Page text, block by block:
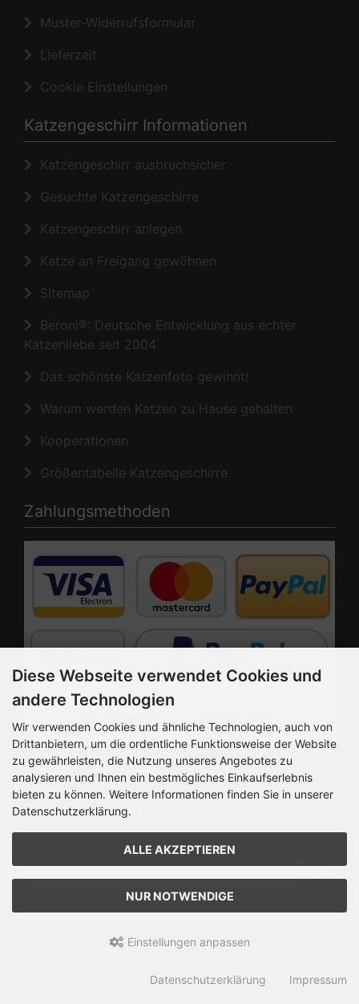
Muster-Widerrufsformular
Lieferzeit
Cookie Einstellungen
Katzengeschirr Informationen
Katzengeschirr ausbruchsicher
Gesuchte Katzengeschirre
Katzengeschirr anlegen
Katze an Freigang gewöhnen
Sitemap
Beroni®: Deutsche Entwicklung aus echter
Katzenliebe seit 2004
Das schönste Katzenfoto gewinnt!
Warum werden Katzen zu Hause gehalten
Kooperationen
Größentabelle Katzengeschirre
Zahlungsmethoden
Sichere Zahlungsmethoden - Versand mit Sendungsverfolgung
Newsletter-Anmeldung
Diese Webseite verwendet Cookies und
andere Technologien
Wir verwenden Cookies und ähnliche Technologien, auch von
Drittanbietern, um die ordentliche Funktionsweise der Website
zu gewährleisten, die Nutzung unseres Angebotes zu
analysieren und Ihnen ein bestmögliches Einkaufserlebnis
bieten zu können. Weitere Informationen finden Sie in unserer
Datenschutzerklärung.
ALLE AKZEPTIEREN
NUR NOTWENDIGE
Einstellungen anpassen
Datenschutzerklärung Impressum